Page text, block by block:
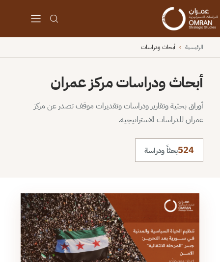
الرئيسية › أبحاث ودراسات
أبحاث ودراسات مركز عمران
أوراق بحثية وتقارير ودراسات وتقديرات موقف تصدر عن مركز
عمران للدراسات الاستراتيجية.
524بحثاً ودراسة